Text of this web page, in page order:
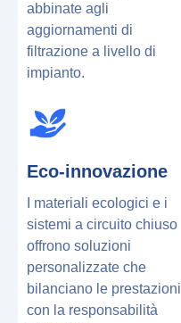
abbinate agli
aggiornamenti di
filtrazione a livello di
impianto.
Eco-innovazione
I materiali ecologici e i
sistemi a circuito chiuso
offrono soluzioni
personalizzate che
bilanciano le prestazioni
con la responsabilità